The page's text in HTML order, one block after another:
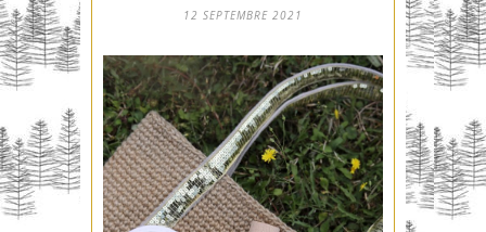
12 SEPTEMBRE 2021